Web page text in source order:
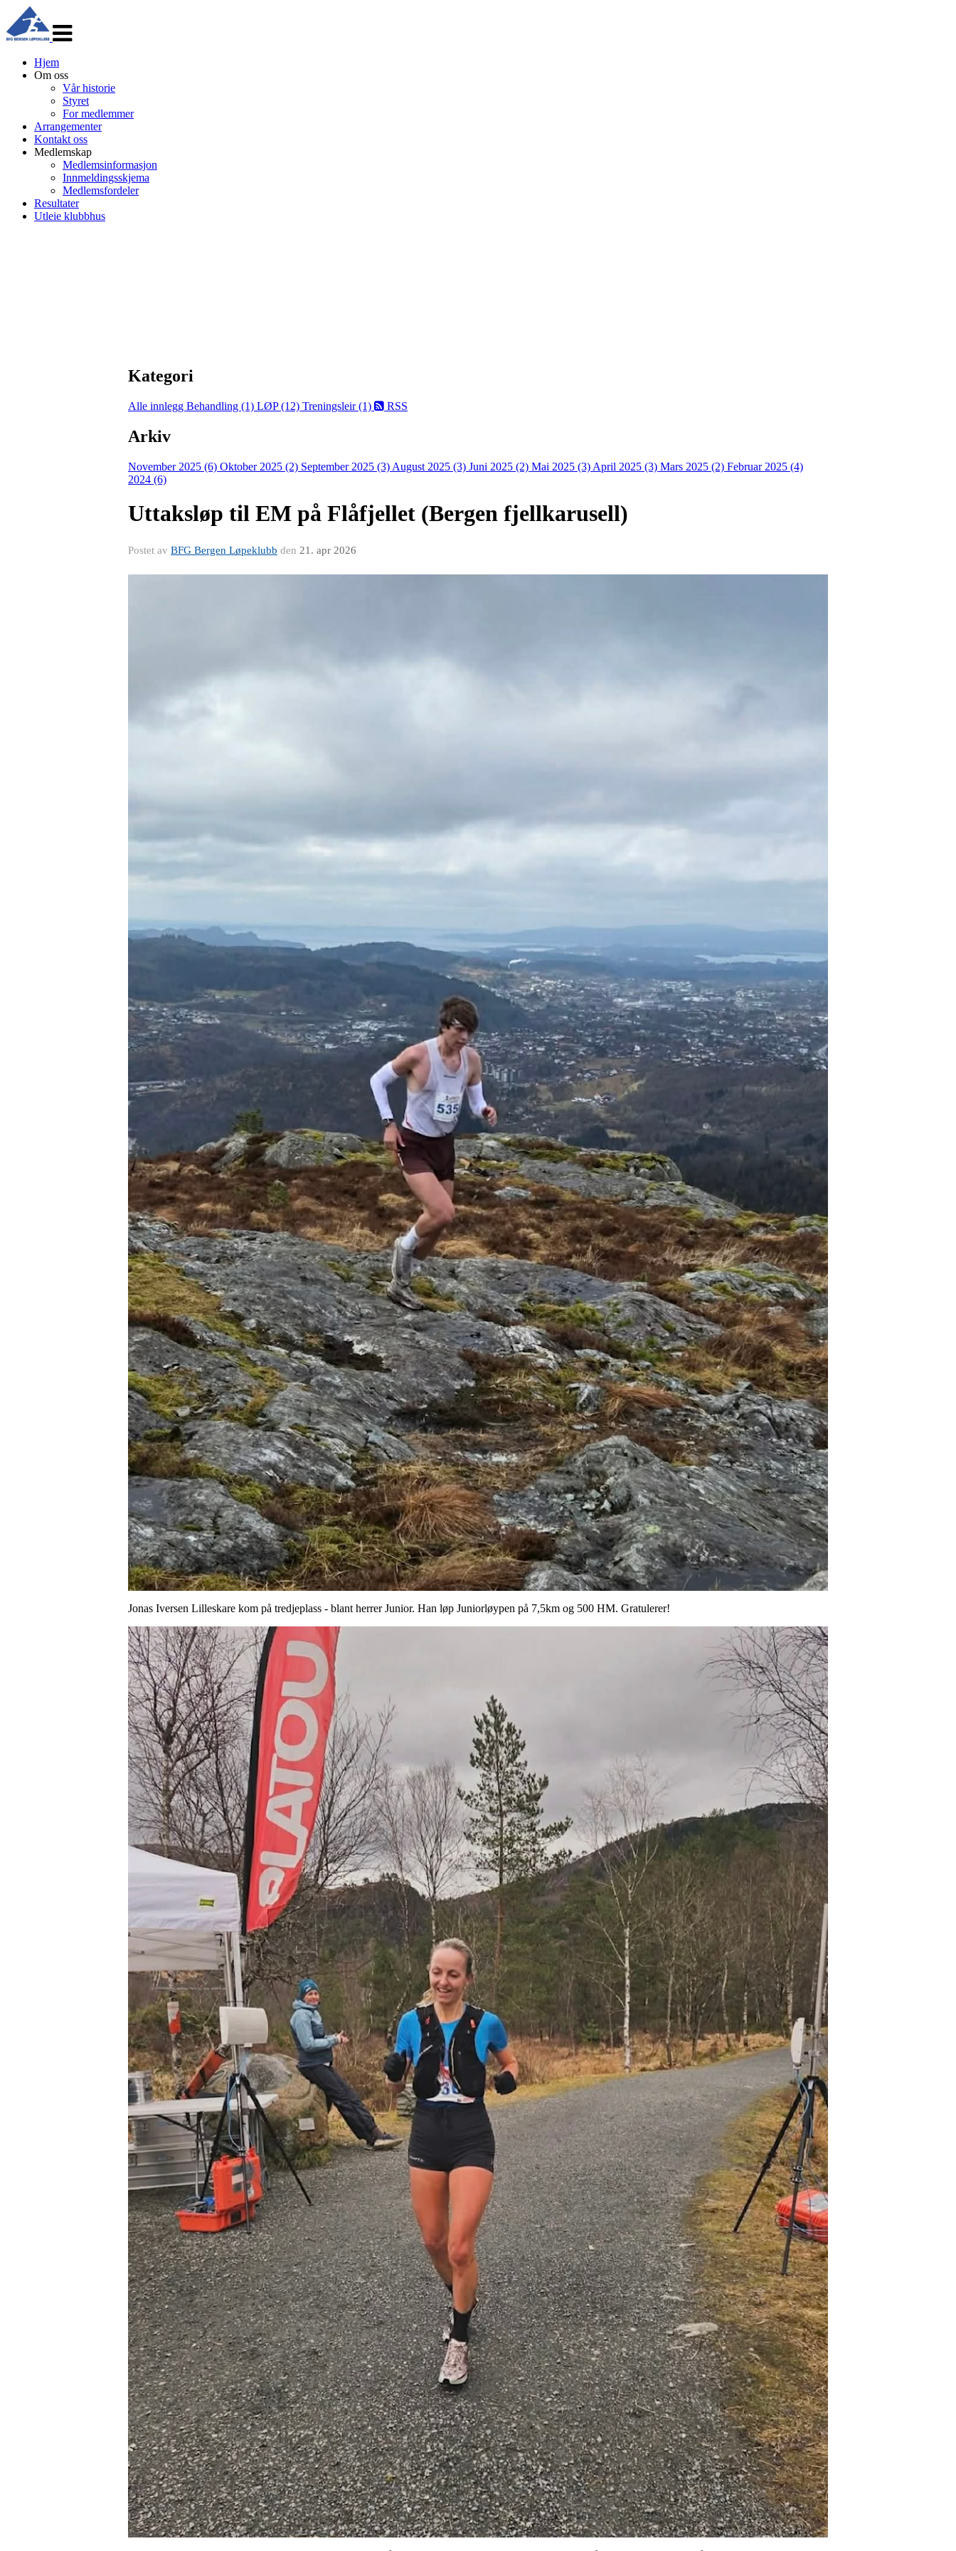
navigasjon
Hjem
Om oss
Vår historie
Styret
For medlemmer
Arrangementer
Kontakt oss
Medlemskap
Medlemsinformasjon
Innmeldingsskjema
Medlemsfordeler
Resultater
Utleie klubbhus
Kategori
Alle innlegg Behandling (1) LØP (12) Treningsleir (1) RSS
Arkiv
November 2025 (6) Oktober 2025 (2) September 2025 (3) August 2025 (3) Juni 2025 (2) Mai 2025 (3) April 2025 (3) Mars 2025 (2) Februar 2025 (4)
2024 (6)
Uttaksløp til EM på Flåfjellet (Bergen fjellkarusell)
Postet av BFG Bergen Løpeklubb den 21. apr 2026
Jonas Iversen Lilleskare kom på tredjeplass - blant herrer Junior. Han løp Juniorløypen på 7,5km og 500 HM. Gratulerer!